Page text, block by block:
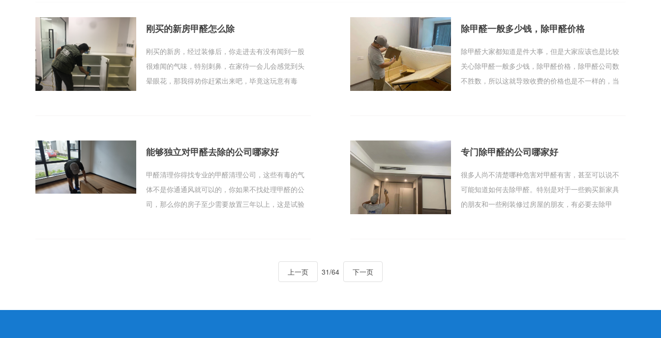
刚买的新房甲醛怎么除
​刚买的新房，经过装修后，你走进去有没有闻到一股
很难闻的气味，特别刺鼻，在家待一会儿会感觉到头
晕眼花，那我得劝你赶紧出来吧，毕竟这玩意有毒
除甲醛一般多少钱，除甲醛价格
除甲醛大家都知道是件大事，但是大家应该也是比较
关心除甲醛一般多少钱，除甲醛价格，除甲醛公司数
不胜数，所以这就导致收费的价格也是不一样的，当
找正规的甲醛清理公司的后果，钱花了，甲醛没消
除。 新家难闻的味道很浓，甲醛必须超标/家里没有异
味，甲醛是不是就真的没有了呢？甲醛超标真的不需
要处理吗？ 一定要处理的！甲醛本身无色无味，只有
能够独立对甲醛去除的公司哪家好
甲醛清理你得找专业的甲醛清理公司，这些有毒的气
体不是你通通风就可以的，你如果不找处理甲醛的公
司，那么你的房子至少需要放置三年以上，这是试验
专门除甲醛的公司哪家好
很多人尚不清楚哪种危害对甲醛有害，甚至可以说不
可能知道如何去除甲醛。特别是对于一些购买新家具
的朋友和一些刚装修过房屋的朋友，有必要去除甲
上一页 31/64 下一页